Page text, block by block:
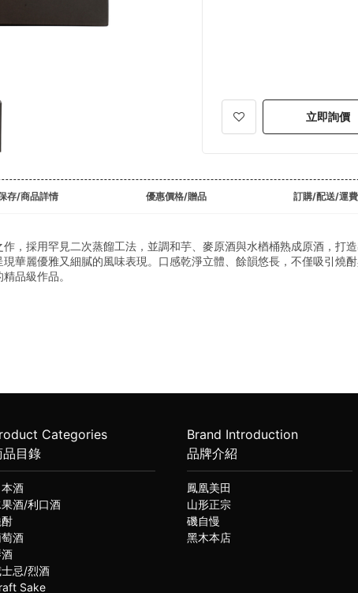
立即詢價
存/商品詳情 優惠價格/贈品 訂購/配送/運費
，採用罕見二次蒸餾工法，並調和芋、麥原酒與水楢桶熟成原酒，打
華麗優雅又細膩的風味表現。口感乾淨立體、餘韻悠長，不僅吸引燒
品級作品。
Categories
品目錄
酒
酒/利口酒
酒
忌/烈酒
Sake
Brand Introduction
品牌介紹
鳳凰美田
山形正宗
磯自慢
黑木本店